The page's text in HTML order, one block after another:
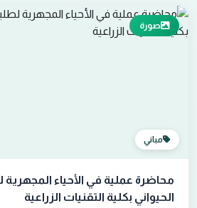
صورة
مباني
محاضرة عملية في الأحياء المجهرية
الحيواني بكلية التقنيات الزراعية